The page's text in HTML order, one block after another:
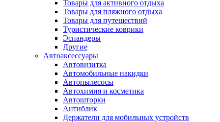
Товары для активного отдыха
Товары для пляжного отдыха
Товары для путешествий
Туристические коврики
Эспандеры
Другие
Автоаксессуары
Автовизитка
Автомобильные накидки
Автопылесосы
Автохимия и косметика
Автошторки
Антиблик
Держатели для мобильных устройств